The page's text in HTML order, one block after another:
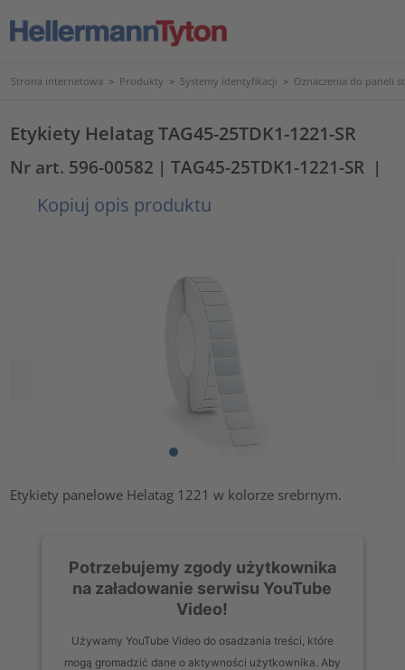
Strona internetowa > Produkty > Systemy identyfikacji > Oznaczenia do paneli
Etykiety Helatag TAG45-25TDK1-1221-SR
Nr art. 596-00582 | TAG45-25TDK1-1221-SR |
Kopiuj opis produktu
Etykiety panelowe Helatag 1221 w kolorze srebrnym.
Potrzebujemy zgody użytkownika
na załadowanie serwisu YouTube
Video!
Używamy YouTube Video do osadzania treści, które
mogą gromadzić dane o aktywności użytkownika. Aby